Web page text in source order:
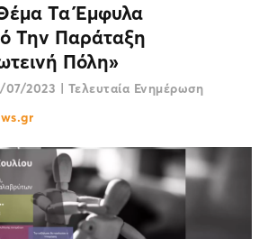
Τα Έμφυλα
Την Παράταξη
Πόλη»
07/2023 | Τελευταία Ενημέρωση